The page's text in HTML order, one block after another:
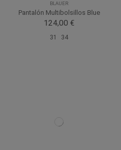
BLAUER
Pantalón Multibolsillos Blue
124,00 €
31 34